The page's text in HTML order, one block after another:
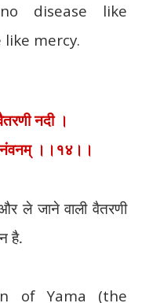
disease like
mercy.
नदी ।
।।१४।।
ले जाने वाली वैतरणी
है.
of Yama (the